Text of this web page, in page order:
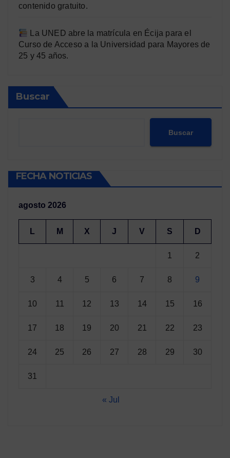
contenido gratuito.
La UNED abre la matrícula en Écija para el
Curso de Acceso a la Universidad para Mayores de
25 y 45 años.
Buscar
Buscar
FECHA NOTICIAS
agosto 2026
L M X J V S D
1 2
3 4 5 6 7 8 9
10 11 12 13 14 15 16
17 18 19 20 21 22 23
24 25 26 27 28 29 30
31
« Jul